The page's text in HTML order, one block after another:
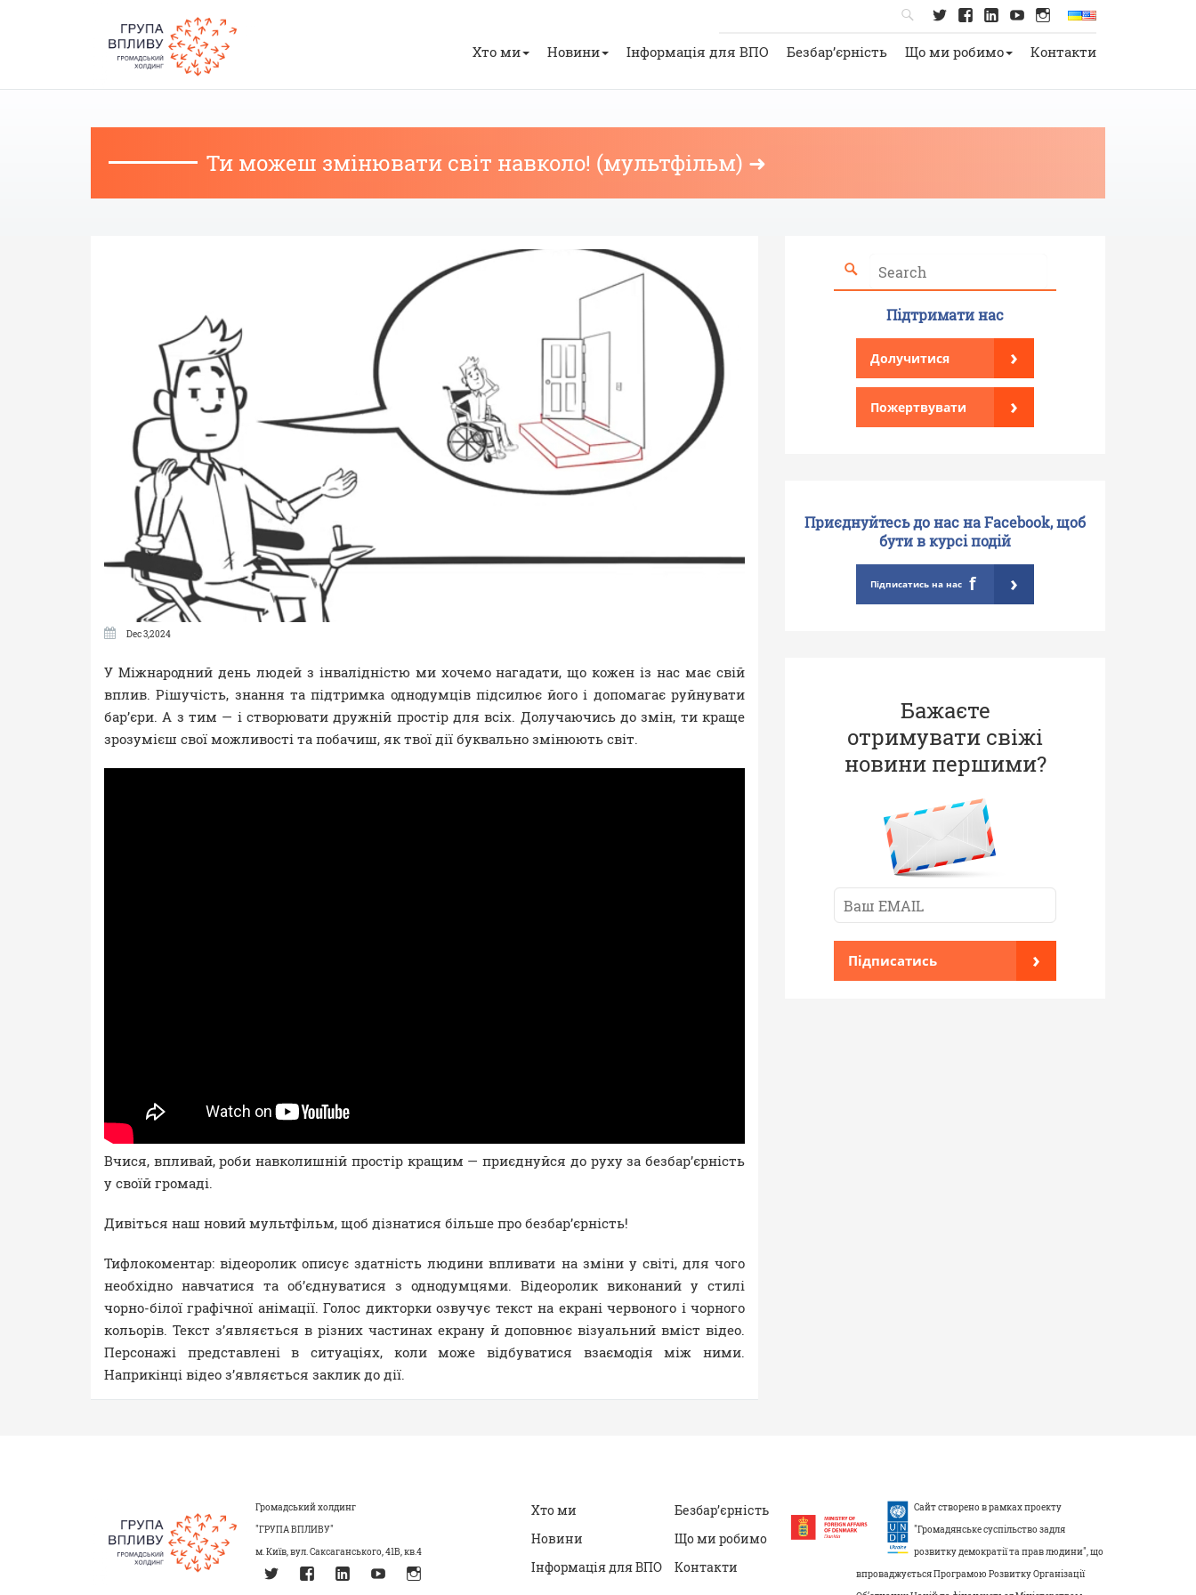
Хто ми Новини Інформація для ВПО Безбар’єрність Що ми робимо Контакти
Ти можеш змінювати світ навколо! (мультфільм) ➜
Dec 3,2024
У Міжнародний день людей з інвалідністю ми хочемо нагадати, що кожен із нас має свій
вплив. Рішучість, знання та підтримка однодумців підсилює його і допомагає руйнувати
бар’єри. А з тим — і створювати дружній простір для всіх. Долучаючись до змін, ти краще
зрозумієш свої можливості та побачиш, як твої дії буквально змінюють світ.
Вчися, впливай, роби навколишній простір кращим — приєднуйся до руху за безбар’єрність
у своїй громаді.
Дивіться наш новий мультфільм, щоб дізнатися більше про безбар’єрність!
Тифлокоментар: відеоролик описує здатність людини впливати на зміни у світі, для чого
необхідно навчатися та об’єднуватися з однодумцями. Відеоролик виконаний у стилі
чорно-білої графічної анімації. Голос дикторки озвучує текст на екрані червоного і чорного
кольорів. Текст з’являється в різних частинах екрану й доповнює візуальний вміст відео.
Персонажі представлені в ситуаціях, коли може відбуватися взаємодія між ними.
Наприкінці відео з’являється заклик до дії.
Підтримати нас
Долучитися ›
Пожертвувати ›
Приєднуйтесь до нас на Facebook, щоб
бути в курсі подій
Підписатись на нас f ›
Бажаєте
отримувати свіжі
новини першими?
Підписатись ›
Громадський холдинг
"ГРУПА ВПЛИВУ"
м. Київ, вул. Саксаганського, 41В, кв.4
Хто ми
Новини
Інформація для ВПО
Безбар’єрність
Що ми робимо
Контакти
Сайт створено в рамках проекту
"Громадянське суспільство задля
розвитку демократії та прав людини", що
впроваджується Програмою Розвитку Організації